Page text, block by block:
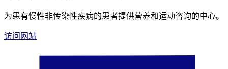
为患有慢性非传染性疾病的患者提供营养和运动咨询的中心。
访问网站